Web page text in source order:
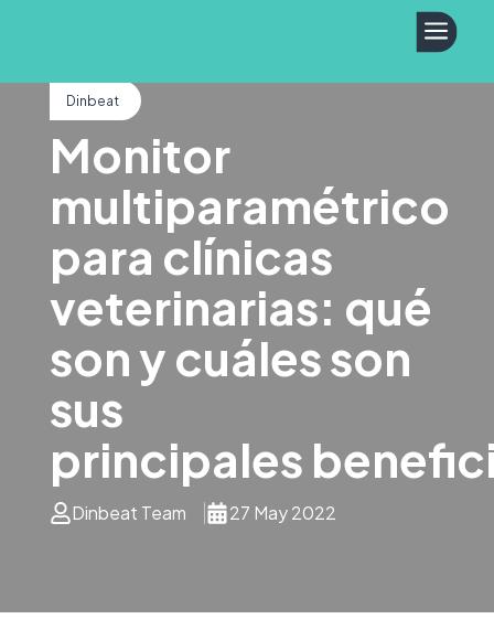
a
Dinbeat
Monitor
multiparamétrico
para clínicas
veterinarias: qué
son y cuáles son
sus
principales
Dinbeat Team 27 May 2022